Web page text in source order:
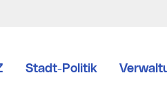
Stadt-Politik